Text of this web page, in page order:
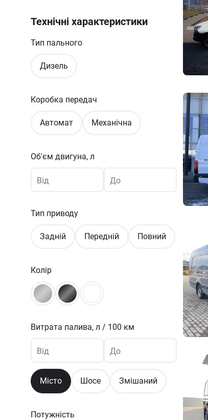
Технічні характеристики
Тип пального
Дизель
Коробка передач
Автомат Механічна
Об'єм двигуна, л
Від До
Тип приводу
Задній Передній Повний
Колір
Витрата палива, л / 100 км
Від До
Місто Шосе Змішаний
Потужність